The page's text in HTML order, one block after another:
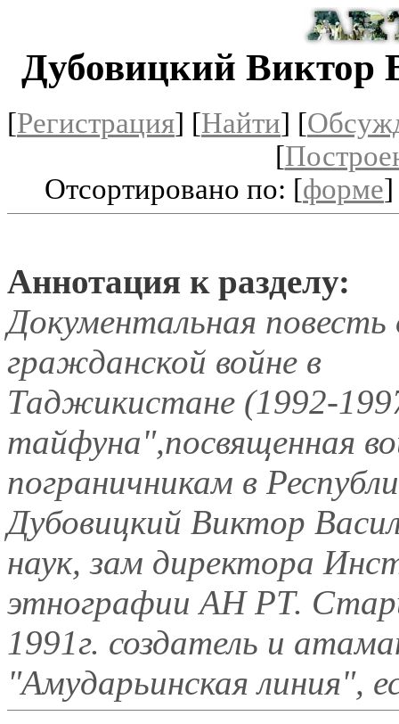
Дубовицкий Виктор
[Регистрация] [Найти] [
[
Отсортировано по: [форме
Аннотация к разделу:
Документальная повесть
гражданской войне в
Таджикистане (1992-
тайфуна",посвященная
пограничникам в
Дубовицкий Виктор
наук, зам директора
этнографии АН РТ.
1991г. создатель и
"Амударьинская линия",